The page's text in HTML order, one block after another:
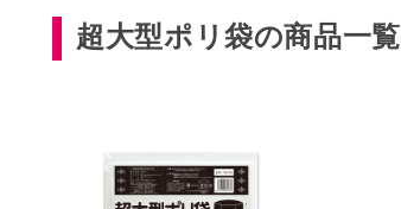
超大型ポリ袋の商品一覧